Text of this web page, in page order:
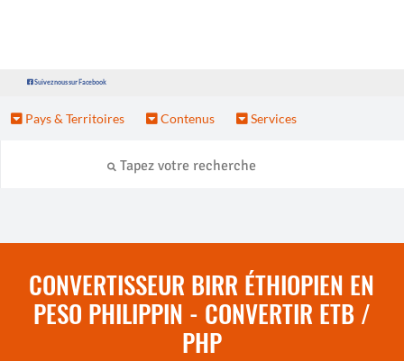
Suivez nous sur Facebook
Pays & Territoires Contenus Services
CONVERTISSEUR BIRR ÉTHIOPIEN EN
PESO PHILIPPIN - CONVERTIR ETB /
PHP